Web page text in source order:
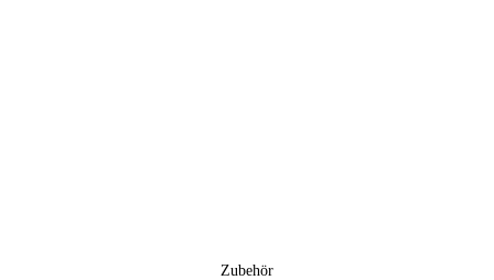
Zubehör